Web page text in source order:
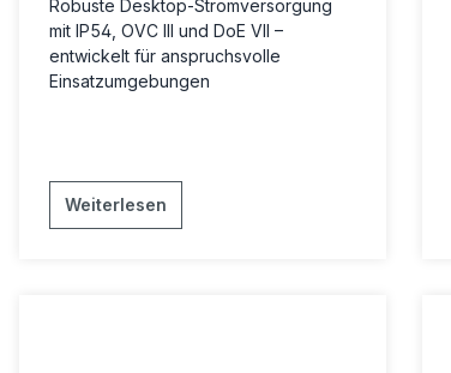
Robuste Desktop-Stromversorgung
mit IP54, OVC III und DoE VII –
entwickelt für anspruchsvolle
Einsatzumgebungen
Weiterlesen